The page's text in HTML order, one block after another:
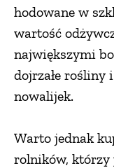
hodowane w
wartość
największymi
dojrzałe rośliny
nowalijek.
Warto jednak
rolników, którzy